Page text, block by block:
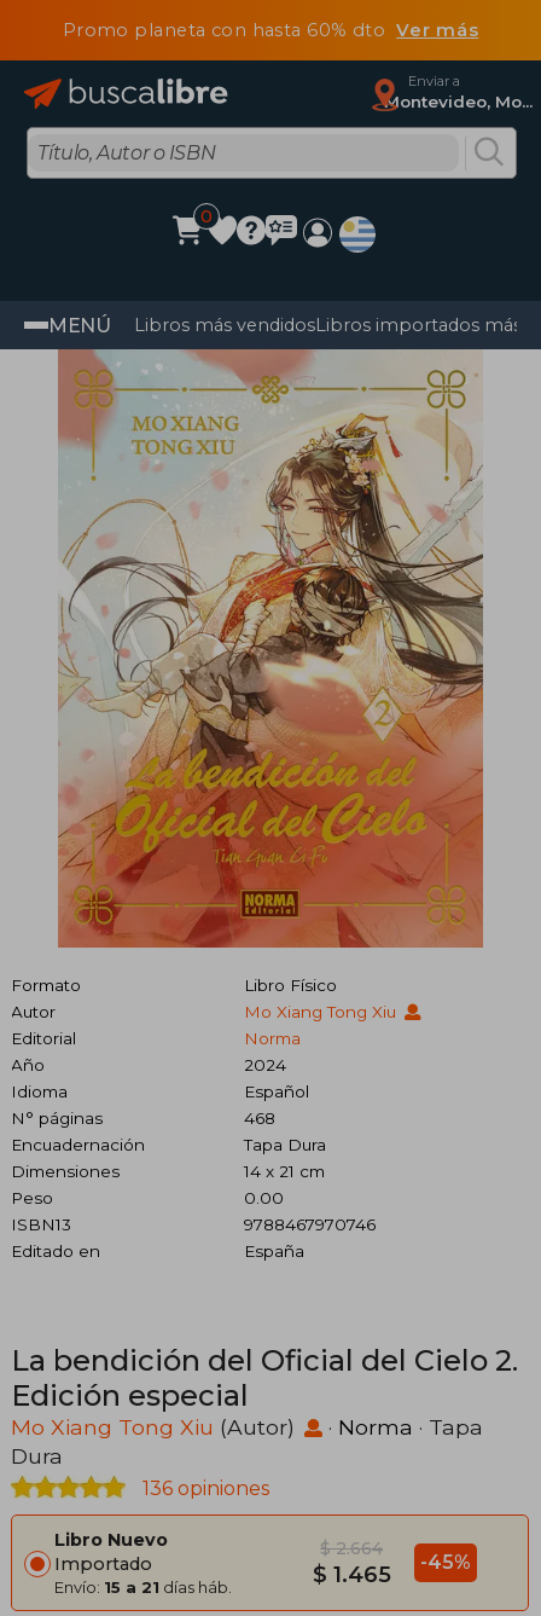
Promo planeta con hasta 60% dtoVer más
Enviar a
Montevideo, Montevideo
0
MENÚ Libros más vendidosLibros importados más
Formato
Libro Físico
Autor
Mo Xiang Tong Xiu
Editorial
Norma
Año
2024
Idioma
Español
N° páginas
468
Encuadernación
Tapa Dura
Dimensiones
14 x 21 cm
Peso
0.00
ISBN13
9788467970746
Editado en
España
La bendición del Oficial del Cielo 2.
Edición especial
Mo Xiang Tong Xiu (Autor) · Norma · Tapa
Dura
136 opiniones
Libro Nuevo
Importado
Envío: 15 a 21 días háb.
$ 2.664
$ 1.465 -45%